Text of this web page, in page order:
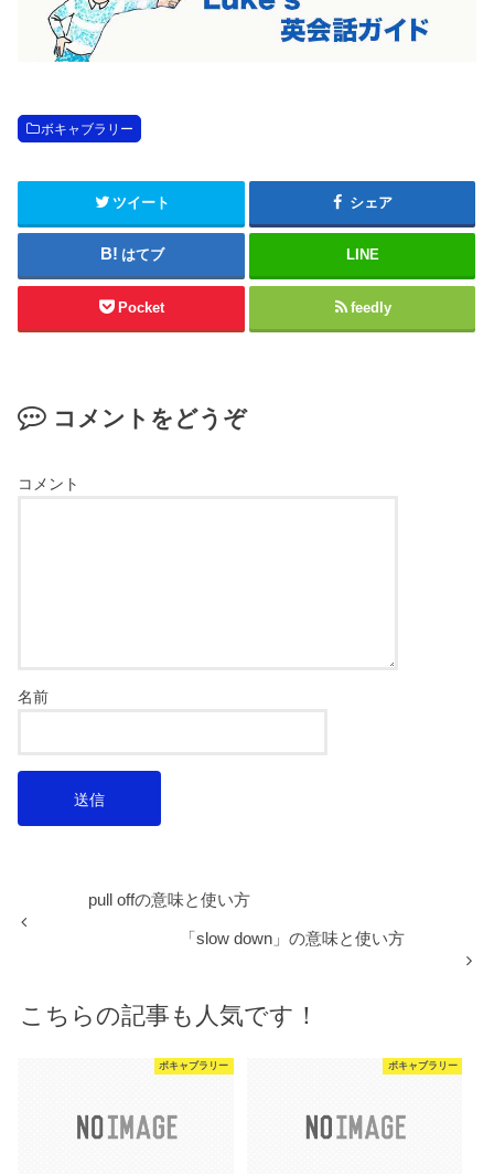
ボキャブラリー
ツイート シェア
はてブ LINE
Pocket feedly
コメントをどうぞ
コメント
名前
pull offの意味と使い方
「slow down」の意味と使い方
こちらの記事も人気です！
ボキャブラリー ボキャブラリー